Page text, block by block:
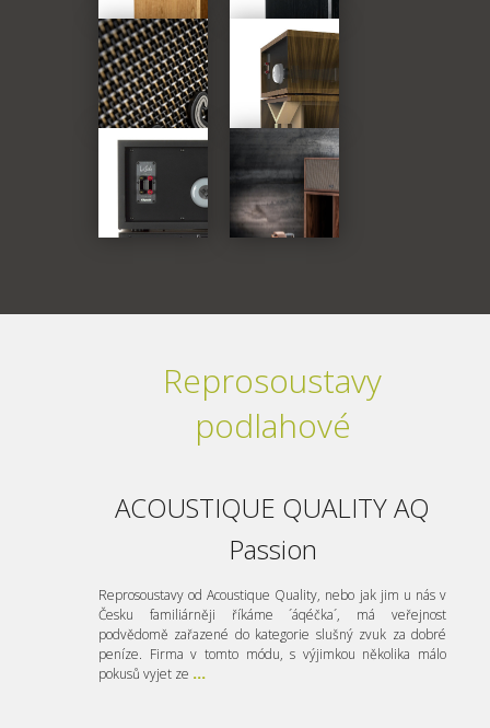
Reprosoustavy
podlahové
ACOUSTIQUE QUALITY AQ
Passion
Reprosoustavy od Acoustique Quality, nebo jak jim u nás v
Česku familiárněji říkáme ´áqéčka´, má veřejnost
podvědomě zařazené do kategorie slušný zvuk za dobré
peníze. Firma v tomto módu, s výjimkou několika málo
pokusů vyjet ze ...